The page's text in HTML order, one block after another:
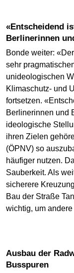
«Entscheidend ist das Mobilitätsbedürfnis der
Berlinerinnen
Bonde weiter:
sehr
unideologischen
Klimaschutz- und
fortsetzen.
Berlinerinnen und
ideologische
ihren Zielen
(ÖPNV) so
häufiger nutzen.
Sauberkeit. Als
sicherere
Bau der Straße
wichtig, um
Ausbau der Radwege und Beschleunigung der
Busspuren